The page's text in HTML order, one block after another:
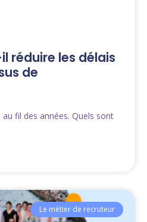
réduire les délais
de
au fil des années. Quels sont
Le métier de recruteur